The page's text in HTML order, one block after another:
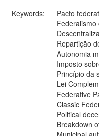
Keywords:
Pacto
Federalismo
Repartição
Autonomia
Imposto
Princípio da
Lei
Federative
Classic
Political
Breakdown